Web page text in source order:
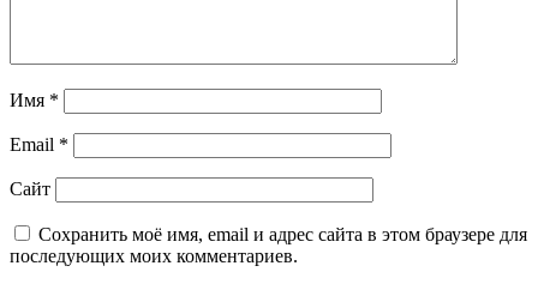
Имя *
Email *
Сайт
Сохранить моё имя, email и адрес сайта в этом браузере для
последующих моих комментариев.